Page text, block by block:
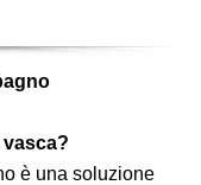
vasca?
è una soluzione